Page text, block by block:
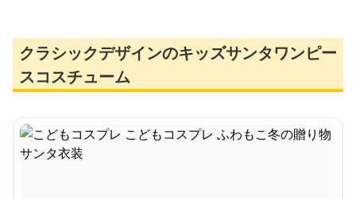
クラシックデザインのキッズサンタワンピー
スコスチューム